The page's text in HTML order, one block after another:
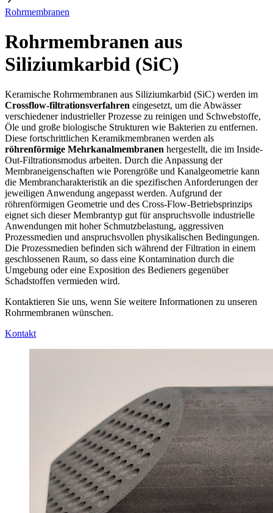
Rohrmembranen
Rohrmembranen aus
Siliziumkarbid (SiC)
Keramische Rohrmembranen aus Siliziumkarbid (SiC) werden im
Crossflow-filtrationsverfahren eingesetzt, um die Abwässer
verschiedener industrieller Prozesse zu reinigen und Schwebstoffe,
Öle und große biologische Strukturen wie Bakterien zu entfernen.
Diese fortschrittlichen Keramikmembranen werden als
röhrenförmige Mehrkanalmembranen hergestellt, die im Inside-
Out-Filtrationsmodus arbeiten. Durch die Anpassung der
Membraneigenschaften wie Porengröße und Kanalgeometrie kann
die Membrancharakteristik an die spezifischen Anforderungen der
jeweiligen Anwendung angepasst werden. Aufgrund der
röhrenförmigen Geometrie und des Cross-Flow-Betriebsprinzips
eignet sich dieser Membrantyp gut für anspruchsvolle industrielle
Anwendungen mit hoher Schmutzbelastung, aggressiven
Prozessmedien und anspruchsvollen physikalischen Bedingungen.
Die Prozessmedien befinden sich während der Filtration in einem
geschlossenen Raum, so dass eine Kontamination durch die
Umgebung oder eine Exposition des Bedieners gegenüber
Schadstoffen vermieden wird.
Kontaktieren Sie uns, wenn Sie weitere Informationen zu unseren
Rohrmembranen wünschen.
Kontakt